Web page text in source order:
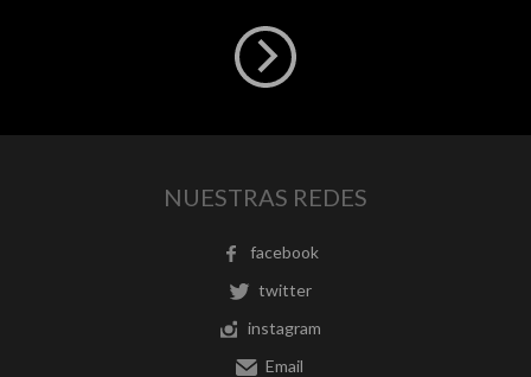
NUESTRAS REDES
facebook
twitter
instagram
Email